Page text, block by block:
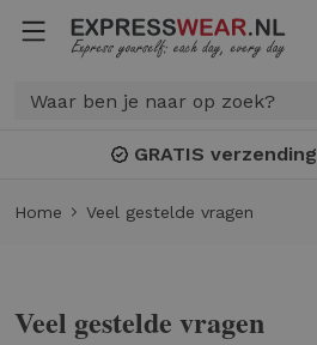
GRATIS verzending
Home Veel gestelde vragen
Veel gestelde vragen